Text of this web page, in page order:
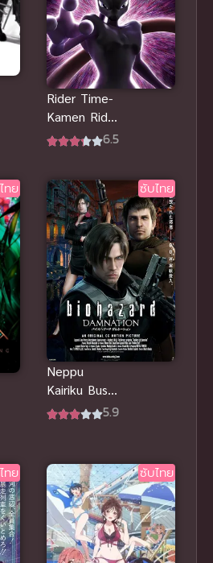
Rider Time-
Kamen Rider
Shinobi ซับ6.5
ทย ซับไทย
Neppu
Kairiku Bushi
Road ซับไทย
5.9
ทย ซับไทย